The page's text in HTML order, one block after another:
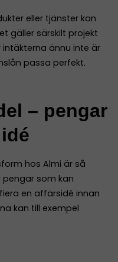
eller tjänster kan
gäller särskilt projekt
ännu inte är
passa perfekt.
– pengar
hos Almi är så
pengar som kan
en affärsidé innan
kan till exempel